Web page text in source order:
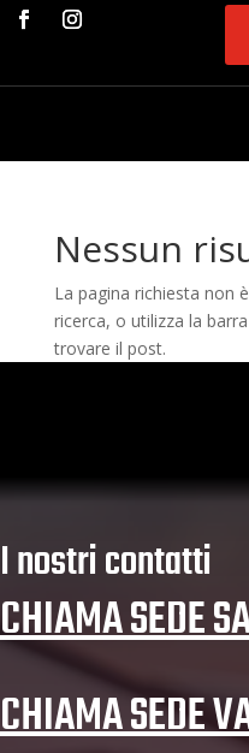
Nessun
La pagina richiesta non
ricerca, o utilizza la
trovare il post.
I nostri contatti
CHIAMA SEDE
CHIAMA SEDE